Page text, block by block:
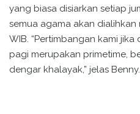
yang biasa disiarkan setiap
semua agama akan dialihkan
WIB. “Pertimbangan kami
pagi merupakan primetime,
dengar khalayak,” jelas Benny.